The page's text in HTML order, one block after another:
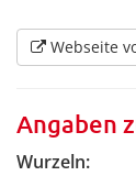
Webseite
Angaben
Wurzeln: